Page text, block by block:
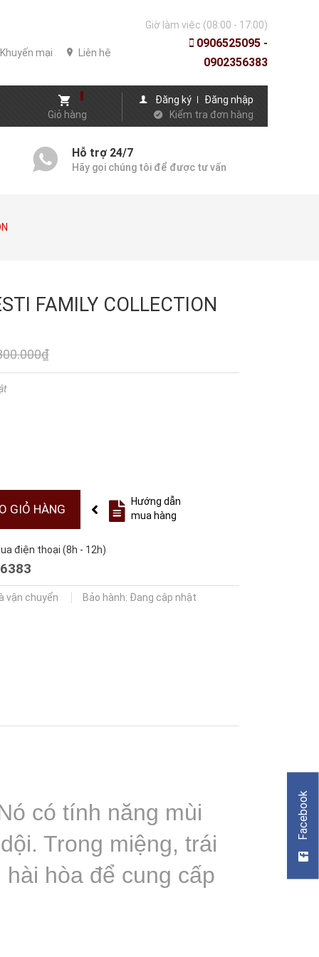
mại Liên hệ
Giờ làm việc (08:00 - 17:00)
0906525095 -
0902356383
Giỏ hàng
Đăng ký
Đăng nhập
Kiểm tra đơn hàng
Hỗ trợ 24/7
Hãy gọi chúng tôi để được tư vấn
FAMILY COLLECTION
GIỎ HÀNG
Hướng dẫn
mua hàng
điện thoại (8h - 12h)
vận chuyển Bảo hành: Đang cập nhật
có tính năng mùi
Trong miệng, trái
hòa để cung cấp
Facebook